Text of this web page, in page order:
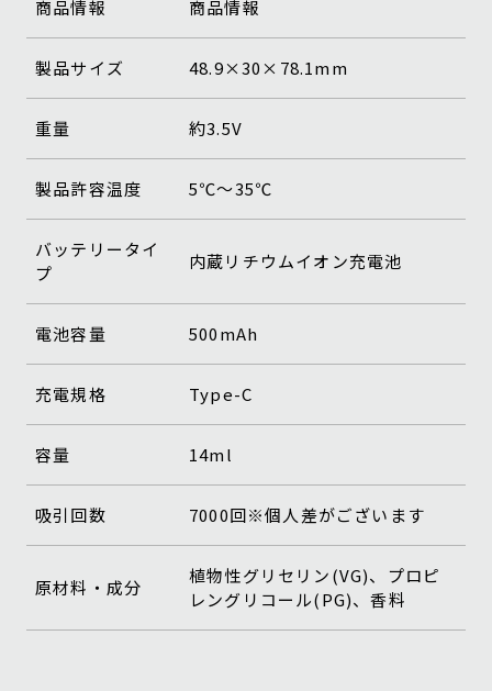
商品情報 商品情報
製品サイズ 48.9×30×78.1mm
重量 約3.5V
製品許容温度 5℃〜35℃
バッテリータイ
プ
内蔵リチウムイオン充電池
電池容量 500mAh
充電規格 Type-C
容量 14ml
吸引回数 7000回※個人差がございます
原材料・成分
植物性グリセリン(VG)、プロピ
レングリコール(PG)、香料